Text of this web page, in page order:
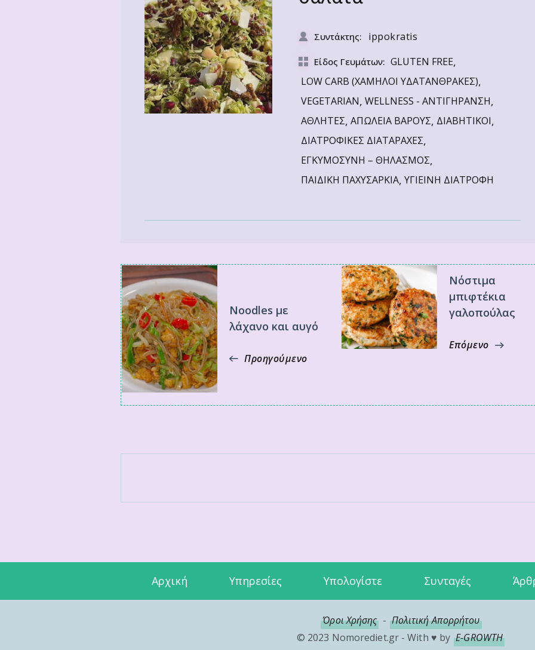
Συντάκτης: ippokratis
Είδος Γευμάτων: GLUTEN FREE,
LOW CARB (ΧΑΜΗΛΟΙ ΥΔΑΤΑΝΘΡΑΚΕΣ),
VEGETARIAN, WELLNESS - ΑΝΤΙΓΗΡΑΝΣΗ,
ΑΘΛΗΤΕΣ, ΑΠΩΛΕΙΑ ΒΑΡΟΥΣ, ΔΙΑΒΗΤΙΚΟΙ,
ΔΙΑΤΡΟΦΙΚΕΣ ΔΙΑΤΑΡΑΧΕΣ,
ΕΓΚΥΜΟΣΥΝΗ – ΘΗΛΑΣΜΟΣ,
ΠΑΙΔΙΚΗ ΠΑΧΥΣΑΡΚΙΑ, ΥΓΙΕΙΝΗ ΔΙΑΤΡΟΦΗ
Noodles με
λάχανο και αυγό
Προηγούμενο
Νόστιμα
μπιφτέκια
γαλοπούλας
Επόμενο
Αρχική Υπηρεσίες Υπολογίστε Συνταγές
Όροι Χρήσης - Πολιτική Απορρήτου
© 2023 Nomorediet.gr - With ♥ by E-GROWTH